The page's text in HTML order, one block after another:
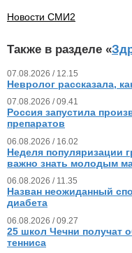
Новости СМИ2
Также в разделе «
07.08.2026 / 12.15
Невролог рассказала,
07.08.2026 / 09.41
Россия запустила
препаратов
06.08.2026 / 16.02
Неделя популяризации
важно знать молодым
06.08.2026 / 11.35
Назван неожиданный
диабета
06.08.2026 / 09.27
25 школ Чечни получат
тенниса